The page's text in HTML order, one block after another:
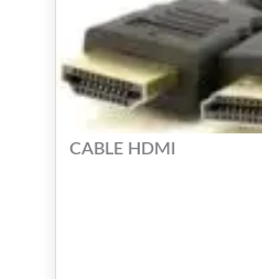
CABLE HDMI